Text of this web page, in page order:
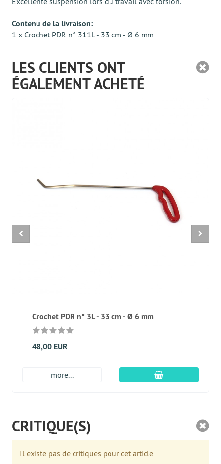
Contenu de la livraison:
1 x Crochet PDR n° 311L - 33 cm - Ø 6 mm
LES CLIENTS ONT
ÉGALEMENT ACHETÉ
Crochet PDR n° 3L - 33 cm - Ø 6 mm
48,00 EUR
more... Ajouter au panier
CRITIQUE(S)
Il existe pas de critiques pour cet article